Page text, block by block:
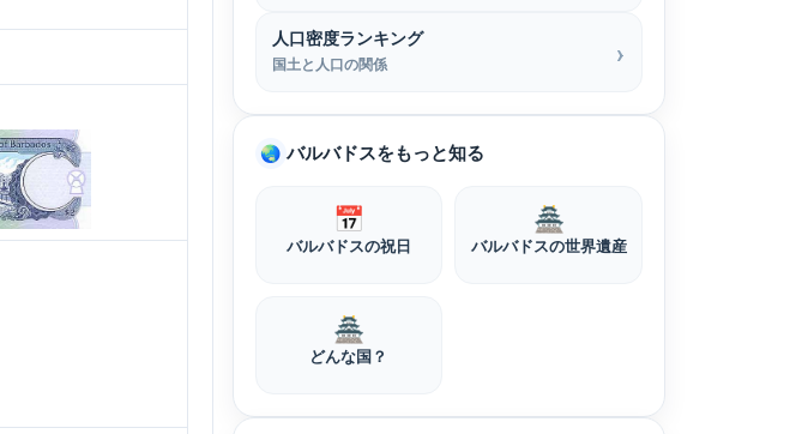
人口密度ランキング
国土と人口の関係
🌏 バルバドスをもっと知る
📅
バルバドスの祝日
🏯
バルバドスの世界遺産
🏯
どんな国？